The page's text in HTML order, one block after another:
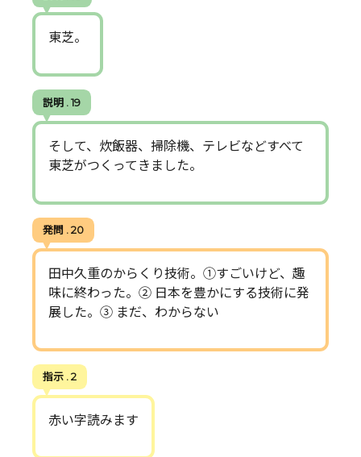
東芝。
説明 . 19
そして、炊飯器、掃除機、テレビなどすべて
東芝がつくってきました。
発問 . 20
田中久重のからくり技術。①すごいけど、趣
味に終わった。② 日本を豊かにする技術に発
展した。③ まだ、わからない
指示 . 2
赤い字読みます